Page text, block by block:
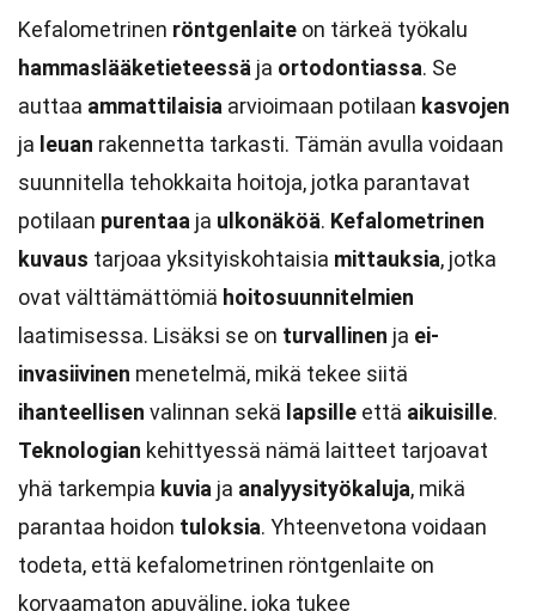
Kefalometrinen röntgenlaite on tärkeä työkalu
hammaslääketieteessä ja ortodontiassa. Se
auttaa ammattilaisia arvioimaan potilaan kasvojen
ja leuan rakennetta tarkasti. Tämän avulla voidaan
suunnitella tehokkaita hoitoja, jotka parantavat
potilaan purentaa ja ulkonäköä. Kefalometrinen
kuvaus tarjoaa yksityiskohtaisia mittauksia, jotka
ovat välttämättömiä hoitosuunnitelmien
laatimisessa. Lisäksi se on turvallinen ja ei-
invasiivinen menetelmä, mikä tekee siitä
ihanteellisen valinnan sekä lapsille että aikuisille.
Teknologian kehittyessä nämä laitteet tarjoavat
yhä tarkempia kuvia ja analyysityökaluja, mikä
parantaa hoidon tuloksia. Yhteenvetona voidaan
todeta, että kefalometrinen röntgenlaite on
korvaamaton apuväline, joka tukee